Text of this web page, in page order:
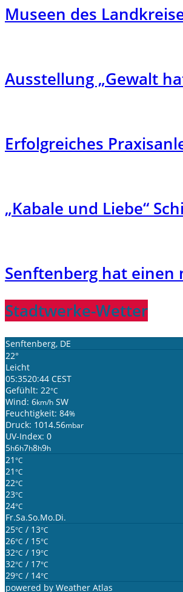
Museen des
Ausstellung „Gewalt
Erfolgreiches
„Kabale und Liebe“
Senftenberg hat einen
Stadtwerke-Wetter
Senftenberg, DE
22°
Leicht
05:3520:44 CEST
Gefühlt: 22°C
Wind: 6km/h SW
Feuchtigkeit: 84%
Druck: 1014.56mbar
UV-Index: 0
5h6h7h8h9h
21 °C
21 °C
22°C
23°C
24°C
Fr.Sa.So.Mo.Di.
25°C / 13°C
26°C / 15°C
32°C / 19°C
32°C / 17°C
29°C / 14°C
powered by Weather Atlas